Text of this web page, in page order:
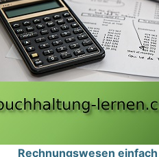
Rechnungswesen